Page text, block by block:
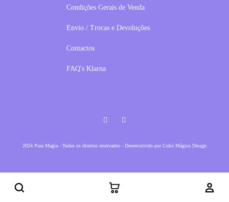
2024 Pura Magia - Todos os direitos reservados - Desenvolvido porCubo Mágico Design
Condições Gerais de Venda
Envio / Trocas e Devoluções
Contactos
FAQ's Klarna
Facebook